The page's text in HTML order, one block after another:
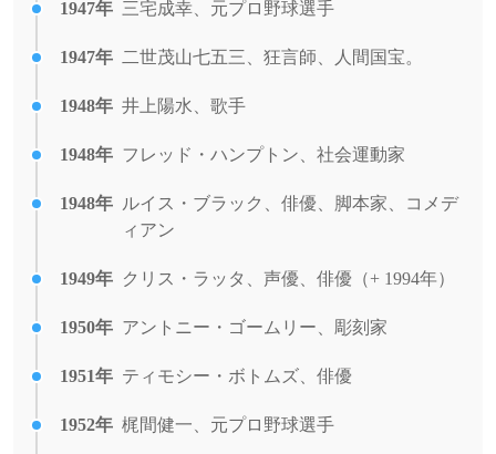
1947年 三宅成幸、元プロ野球選手
1947年 二世茂山七五三、狂言師、人間国宝。
1948年 井上陽水、歌手
1948年 フレッド・ハンプトン、社会運動家
1948年 ルイス・ブラック、俳優、脚本家、コメデ
ィアン
1949年 クリス・ラッタ、声優、俳優（+ 1994年）
1950年 アントニー・ゴームリー、彫刻家
1951年 ティモシー・ボトムズ、俳優
1952年 梶間健一、元プロ野球選手